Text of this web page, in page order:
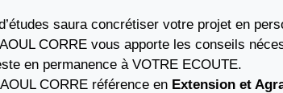
saura concrétiser votre projet en
CORRE vous apporte les conseils
en permanence à VOTRE ECOUTE.
CORRE référence en Extension et